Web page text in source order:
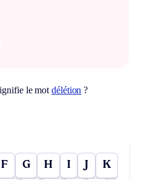
le motdélétion ?
F G H I J K